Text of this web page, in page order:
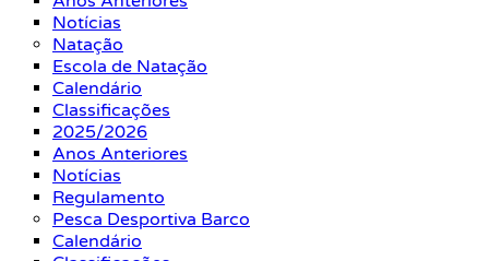
Notícias
Natação
Escola de Natação
Calendário
Classificações
2025/2026
Anos Anteriores
Notícias
Regulamento
Pesca Desportiva Barco
Calendário